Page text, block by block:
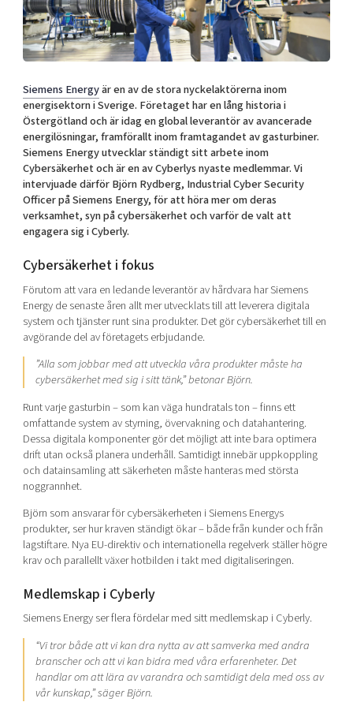
Shaping cities and regions
East Sweden Tech Women
Reversed mentorship
Current offers and activities
Upscaling
Talent & skills
Startup & industry collaboration
Offers to boost your business
Funding opportunities
Our community of companies
Projects
Publications
Project toolbox
Our clusters
Reach out to us
Locations
Today's lunch in Mjärdevi
Siemens Energyär en av de stora nyckelaktörerna inom
energisektorn i Sverige. Företaget har en lång historia i
Östergötland och är idag en global leverantör av avancerade
energilösningar, framförallt inom framtagandet av gasturbiner.
Siemens Energy utvecklar ständigt sitt arbete inom
Cybersäkerhet och är en av Cyberlys nyaste medlemmar. Vi
intervjuade därför Björn Rydberg, Industrial Cyber Security
Officer på Siemens Energy, för att höra mer om deras
verksamhet, syn på cybersäkerhet och varför de valt att
engagera sig i Cyberly.
Cybersäkerhet i fokus
Förutom att vara en ledande leverantör av hårdvara har Siemens
Energy de senaste åren allt mer utvecklats till att leverera digitala
system och tjänster runt sina produkter. Det gör cybersäkerhet till en
avgörande del av företagets erbjudande.
”Alla som jobbar med att utveckla våra produkter måste ha
cybersäkerhet med sig i sitt tänk,”betonar Björn.
Runt varje gasturbin – som kan väga hundratals ton – finns ett
omfattande system av styrning, övervakning och datahantering.
Dessa digitala komponenter gör det möjligt att inte bara optimera
drift utan också planera underhåll. Samtidigt innebär uppkoppling
och datainsamling att säkerheten måste hanteras med största
noggrannhet.
Björn som ansvarar för cybersäkerheten i Siemens Energys
produkter, ser hur kraven ständigt ökar – både från kunder och från
lagstiftare. Nya EU-direktiv och internationella regelverk ställer högre
krav och parallellt växer hotbilden i takt med digitaliseringen.
Medlemskap i Cyberly
Siemens Energy ser flera fördelar med sitt medlemskap i Cyberly.
“Vi tror både att vi kan dra nytta av att samverka med andra
branscher och att vi kan bidra med våra erfarenheter. Det
handlar om att lära av varandra och samtidigt dela med oss av
vår kunskap,”säger Björn.